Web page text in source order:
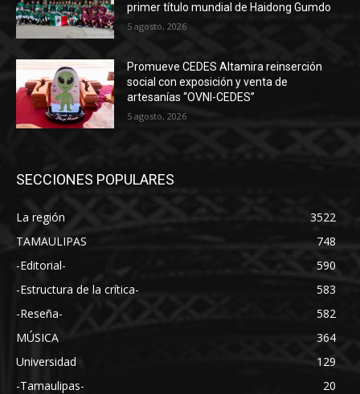
primer título mundial de Haidong Gumdo
5 agosto, 2026
Promueve CEDES Altamira reinserción
social con exposición y venta de
artesanías “OVNI-CEDES”
5 agosto, 2026
SECCIONES POPULARES
La región
3522
TAMAULIPAS
748
-Editorial-
590
-Estructura de la crítica-
583
-Reseña-
582
MÚSICA
364
Universidad
129
-Tamaulipas-
20